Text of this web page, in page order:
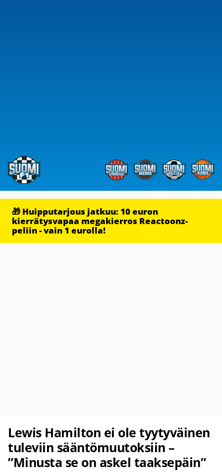
🎁 Huipputarjous jatkuu: 10 euron
kierrätysvapaa megakierros Reactoonz-
peliin - vain 1 eurolla!
Lewis Hamilton ei ole tyytyväinen
tuleviin sääntömuutoksiin –
”Minusta se on askel taaksepäin”